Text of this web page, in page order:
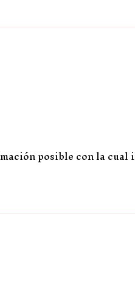
posible con la